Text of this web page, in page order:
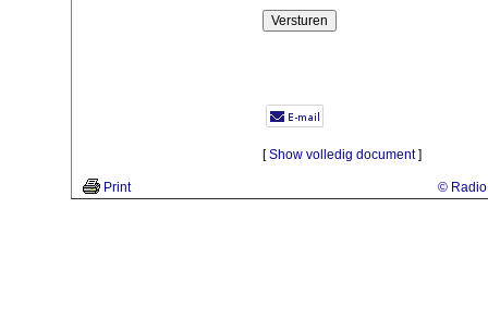
[Show volledig document]
Print © Radio